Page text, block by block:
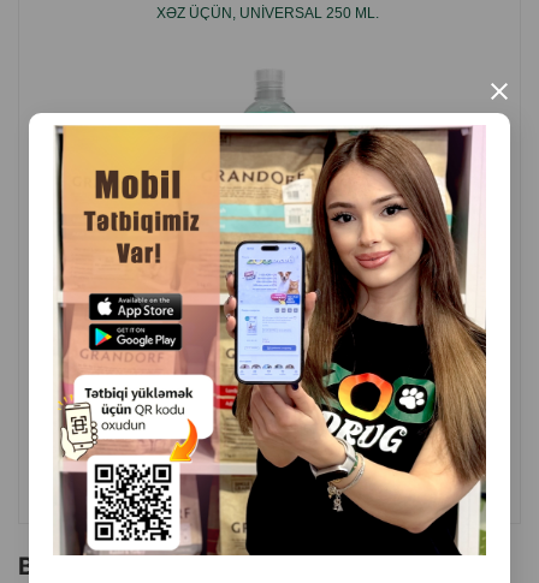
×
İstehsalçı ölkə: Rusiya.XƏZ ÜÇÜN, UNIVERSAL 250 ML.
( Rəylər)
Qiymət
Almaq
1 ədəd
18.30
ALMAQ
Bu brendin başqa məhsulları